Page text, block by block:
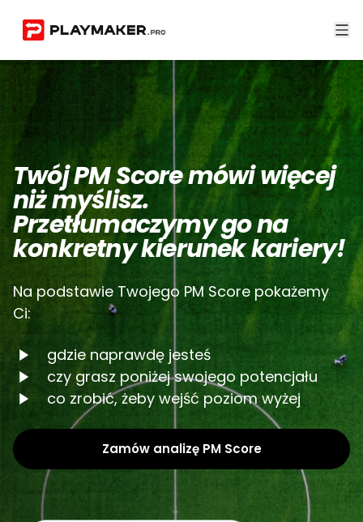
Twój PM Score mówi więcej
niż myślisz.
Przetłumaczymy go na
konkretny kierunek kariery!
Na podstawie Twojego PM Score pokażemy
Ci:
gdzie naprawdę jesteś
czy grasz poniżej swojego potencjału
co zrobić, żeby wejść poziom wyżej
Zamów analizę PM Score